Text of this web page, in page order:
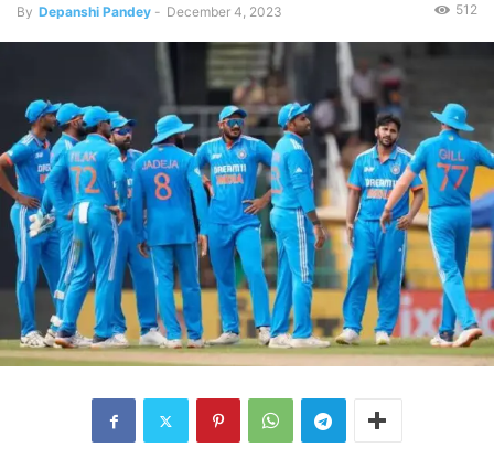
By Depanshi Pandey - December 4, 2023 512